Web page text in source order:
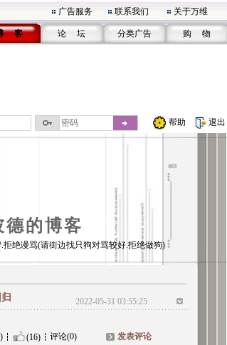
广告服务 联系我们 关于万维
客 论 坛 分类广告 购 物
帮助 退出
德的博客
拒绝谩骂(请街边找只狗对骂较好.拒绝做狗)
2022-05-31 03:55:25
(16) 评论(0) 发表评论